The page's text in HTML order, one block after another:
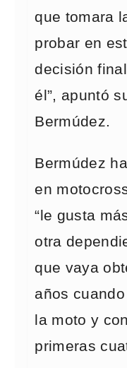
que tomara
probar en
decisión
él”, apuntó
Bermúdez.
Bermúdez
en
“le gusta
otra
que vaya
años
la moto y
primeras